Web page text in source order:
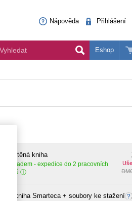
Nápověda Přihlášení
Eshop
Tištěná kniha
Skladem - expedice do 2 pracovních
dnů
E-kniha Smarteca + soubory ke stažení